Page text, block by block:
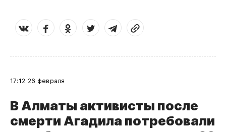
17:12 26 февраля
В Алматы активисты после
смерти Агадила потребовали